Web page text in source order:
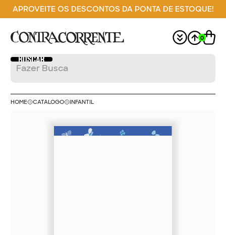
APROVEITE OS DESCONTOS DA PONTA DE ESTOQUE!
0
HOME CATÁLOGO INFANTIL